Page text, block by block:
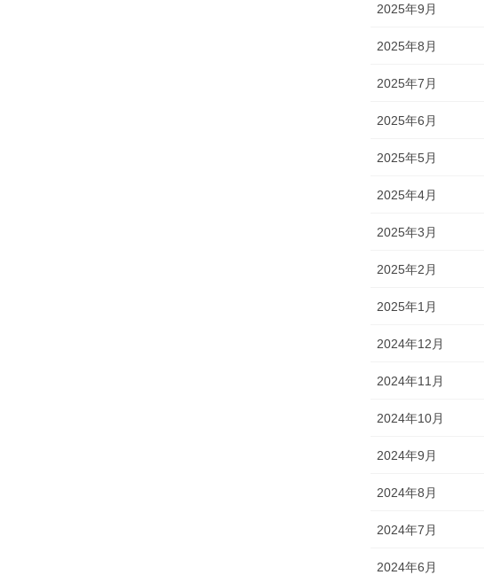
2025年9月
2025年8月
2025年7月
2025年6月
2025年5月
2025年4月
2025年3月
2025年2月
2025年1月
2024年12月
2024年11月
2024年10月
2024年9月
2024年8月
2024年7月
2024年6月